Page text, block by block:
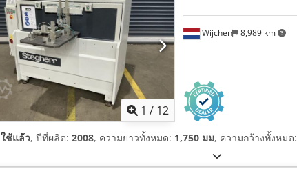
1 / 12
Wijchen 8,989 km
ใช้แล้ว, ปีที่ผลิต: 2008, ความยาวทั้งหมด: 1,750 มม, ความกว้างทั้งหมด: